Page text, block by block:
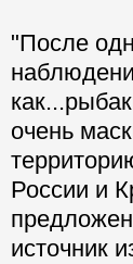
"После
очень
России и
источник